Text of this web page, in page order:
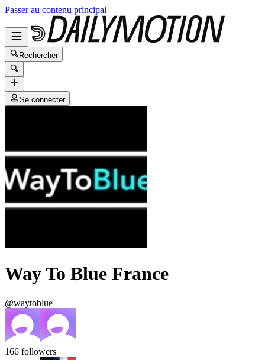
Passer au contenu principal
Rechercher
Se connecter
Way To Blue France
@waytoblue
166 followers